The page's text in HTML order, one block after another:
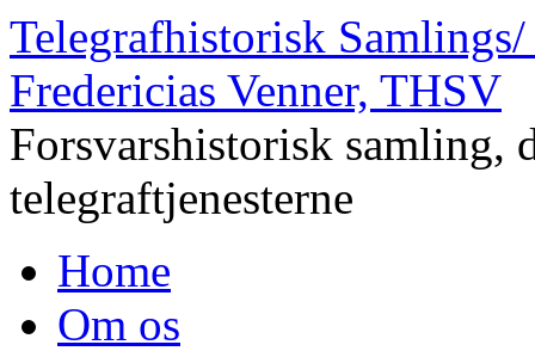
Telegrafhistorisk
Fredericias Venner, THSV
Forsvarshistorisk samling,
telegraftjenesterne
Home
Om os